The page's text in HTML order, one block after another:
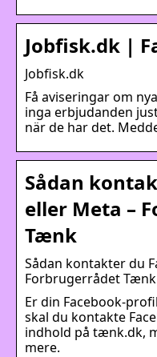
Jobfisk.dk |
Jobfisk.dk
Få aviseringar om
inga erbjudanden
när de har det.
Sådan
eller Meta –
Tænk
Sådan kontakter du
Forbrugerrådet Tænk
Er din Facebook-
skal du kontakte
indhold på tænk.dk,
mere.